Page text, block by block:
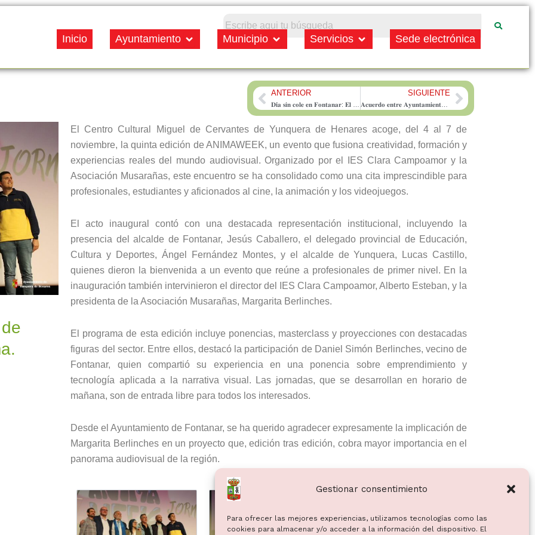
Gestionar consentimiento
Para ofrecer las mejores experiencias, utilizamos tecnologías como las
cookies para almacenar y/o acceder a la información del dispositivo. El
Inicio Ayuntamiento Open Ayuntamiento
Municipio Open Municipio
Servicios Open ServiciosSede electrónica
PrevANTERIOR SIGUIENTENext
El Centro Cultural Miguel de Cervantes de Yunquera de Henares acoge, del 4 al 7 de
noviembre, la quinta edición de ANIMAWEEK, un evento que fusiona creatividad, formación y
experiencias reales del mundo audiovisual. Organizado por el IES Clara Campoamor y la
Asociación Musarañas, este encuentro se ha consolidado como una cita imprescindible para
profesionales, estudiantes y aficionados al cine, la animación y los videojuegos.
El acto inaugural contó con una destacada representación institucional, incluyendo la
presencia del alcalde de Fontanar, Jesús Caballero, el delegado provincial de Educación,
Cultura y Deportes, Ángel Fernández Montes, y el alcalde de Yunquera, Lucas Castillo,
quienes dieron la bienvenida a un evento que reúne a profesionales de primer nivel. En la
inauguración también intervinieron el director del IES Clara Campoamor, Alberto Esteban, y la
presidenta de la Asociación Musarañas, Margarita Berlinches.
El programa de esta edición incluye ponencias, masterclass y proyecciones con destacadas
figuras del sector. Entre ellos, destacó la participación de Daniel Simón Berlinches, vecino de
Fontanar, quien compartió su experiencia en una ponencia sobre emprendimiento y
tecnología aplicada a la narrativa visual. Las jornadas, que se desarrollan en horario de
mañana, son de entrada libre para todos los interesados.
Desde el Ayuntamiento de Fontanar, se ha querido agradecer expresamente la implicación de
Margarita Berlinches en un proyecto que, edición tras edición, cobra mayor importancia en el
panorama audiovisual de la región.